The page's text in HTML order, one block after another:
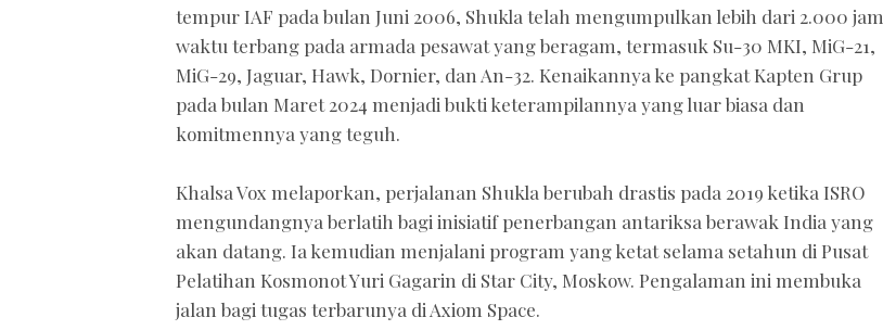
tempur IAF pada bulan Juni 2006, Shukla telah mengumpulkan lebih dari 2.000 jam
waktu terbang pada armada pesawat yang beragam, termasuk Su-30 MKI, MiG-21,
MiG-29, Jaguar, Hawk, Dornier, dan An-32. Kenaikannya ke pangkat Kapten Grup
pada bulan Maret 2024 menjadi bukti keterampilannya yang luar biasa dan
komitmennya yang teguh.
Khalsa Vox melaporkan, perjalanan Shukla berubah drastis pada 2019 ketika ISRO
mengundangnya berlatih bagi inisiatif penerbangan antariksa berawak India yang
akan datang. Ia kemudian menjalani program yang ketat selama setahun di Pusat
Pelatihan Kosmonot Yuri Gagarin di Star City, Moskow. Pengalaman ini membuka
jalan bagi tugas terbarunya di Axiom Space.